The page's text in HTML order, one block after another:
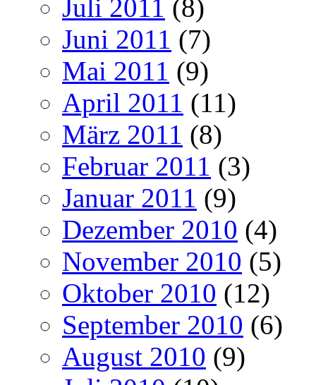
Juli 2011 (8)
Juni 2011 (7)
Mai 2011 (9)
April 2011 (11)
März 2011 (8)
Februar 2011 (3)
Januar 2011 (9)
Dezember 2010 (4)
November 2010 (5)
Oktober 2010 (12)
September 2010 (6)
August 2010 (9)